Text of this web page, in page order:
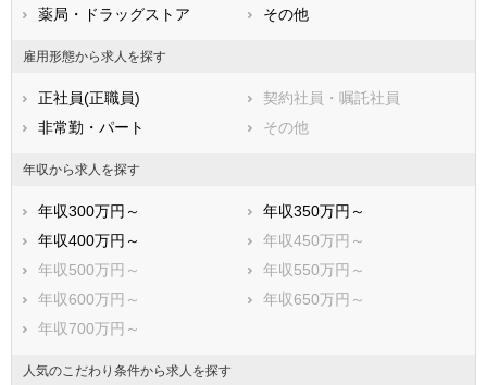
四街道市
袖ケ浦市
八街市
南房総市
匝瑳市
香取市
山武市
いすみ市
香取郡神崎町
香取郡多古町
香取郡東庄町
山武郡九十九里町
山武郡芝山町
山武郡横芝光町
長生郡一宮町
長生郡睦沢町
長生郡長生村
長生郡長柄町
薬局・ドラッグストア
その他
雇用形態から求人を探す
正社員(正職員)
契約社員・嘱託社員
非常勤・パート
その他
年収から求人を探す
年収300万円～
年収350万円～
年収400万円～
年収450万円～
年収500万円～
年収550万円～
年収600万円～
年収650万円～
年収700万円～
人気のこだわり条件から求人を探す